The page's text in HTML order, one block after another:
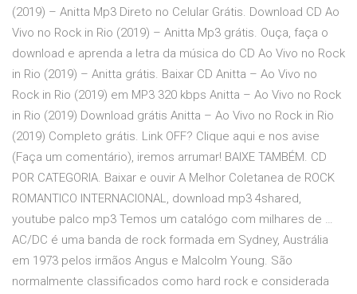
(2019) – Anitta Mp3 Direto no Celular Grátis. Download CD Ao
Vivo no Rock in Rio (2019) – Anitta Mp3 grátis. Ouça, faça o
download e aprenda a letra da música do CD Ao Vivo no Rock
in Rio (2019) – Anitta grátis. Baixar CD Anitta – Ao Vivo no
Rock in Rio (2019) em MP3 320 kbps Anitta – Ao Vivo no Rock
in Rio (2019) Download grátis Anitta – Ao Vivo no Rock in Rio
(2019) Completo grátis. Link OFF? Clique aqui e nos avise
(Faça um comentário), iremos arrumar! BAIXE TAMBÉM. CD
POR CATEGORIA. Baixar e ouvir A Melhor Coletanea de ROCK
ROMANTICO INTERNACIONAL, download mp3 4shared,
youtube palco mp3 Temos um catalógo com milhares de …
AC/DC é uma banda de rock formada em Sydney, Austrália
em 1973 pelos irmãos Angus e Malcolm Young. São
normalmente classificados como hard rock e considerada